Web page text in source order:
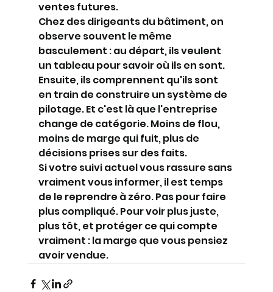
ventes futures.
Chez des dirigeants du bâtiment, on
observe souvent le même
basculement : au départ, ils veulent
un tableau pour savoir où ils en sont.
Ensuite, ils comprennent qu'ils sont
en train de construire un système de
pilotage. Et c'est là que l'entreprise
change de catégorie. Moins de flou,
moins de marge qui fuit, plus de
décisions prises sur des faits.
Si votre suivi actuel vous rassure sans
vraiment vous informer, il est temps
de le reprendre à zéro. Pas pour faire
plus compliqué. Pour voir plus juste,
plus tôt, et protéger ce qui compte
vraiment : la marge que vous pensiez
avoir vendue.